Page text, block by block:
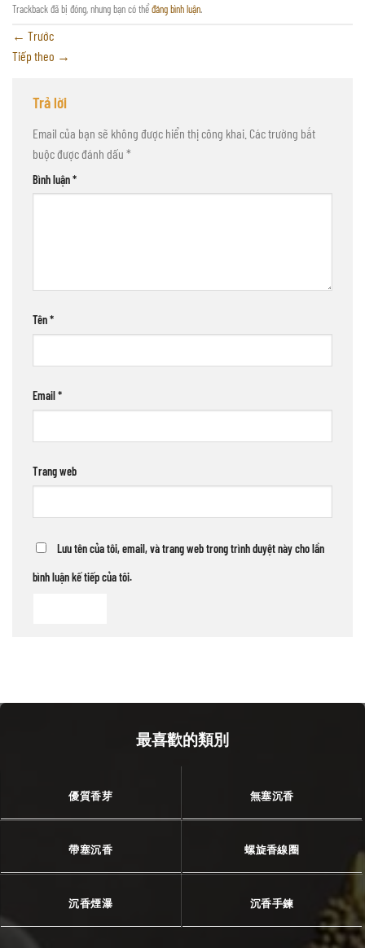
Trackback đã bị đóng, nhưng bạn có thểđăng bình luận.
← Trước
Tiếp theo →
Trả lời
Email của bạn sẽ không được hiển thị công khai. Các trường bắt
buộc được đánh dấu *
Bình luận*
Tên*
Email*
Trang web
Lưu tên của tôi, email, và trang web trong trình duyệt này cho lần
bình luận kế tiếp của tôi.
最喜歡的類別
優質香芽 無塞沉香
帶塞沉香 螺旋香線圈
沉香煙瀑 沉香手鍊